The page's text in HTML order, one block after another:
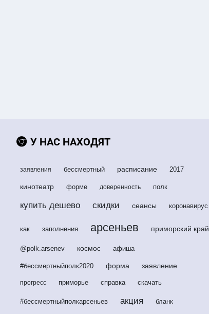
У НАС НАХОДЯТ
заявления бессмертный расписание 2017
кинотеатр форме доверенность полк
купить дешево скидки сеансы коронавирус
как заполнения арсеньев приморский край
@polk.arsenev космос афиша
#бессмертныйполк2020 форма заявление
прогресс приморье справка скачать
#бессмертныйполкарсеньев акция бланк